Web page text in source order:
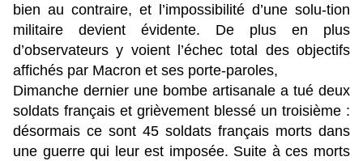
bien au contraire, et l’impossibilité d’une solu-tion
militaire devient évidente. De plus en plus
d’observateurs y voient l’échec total des objectifs
affichés par Macron et ses porte-paroles,
Dimanche dernier une bombe artisanale a tué deux
soldats français et grièvement blessé un troisième :
désormais ce sont 45 soldats français morts dans
une guerre qui leur est imposée. Suite à ces morts